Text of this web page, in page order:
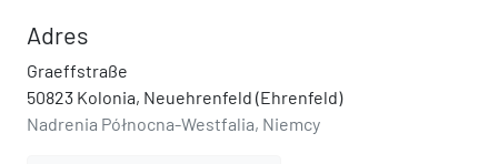
Adres
Graeffstraße
50823 Kolonia, Neuehrenfeld (Ehrenfeld)
Nadrenia Północna-Westfalia, Niemcy